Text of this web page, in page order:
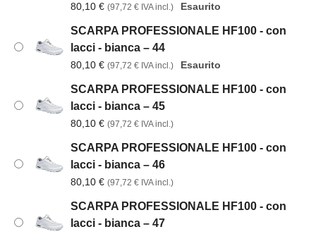
80,10 € (97,72 € IVA incl.) Esaurito
SCARPA PROFESSIONALE HF100 - con
lacci - bianca – 44
80,10 € (97,72 € IVA incl.) Esaurito
SCARPA PROFESSIONALE HF100 - con
lacci - bianca – 45
80,10 € (97,72 € IVA incl.)
SCARPA PROFESSIONALE HF100 - con
lacci - bianca – 46
80,10 € (97,72 € IVA incl.)
SCARPA PROFESSIONALE HF100 - con
lacci - bianca – 47